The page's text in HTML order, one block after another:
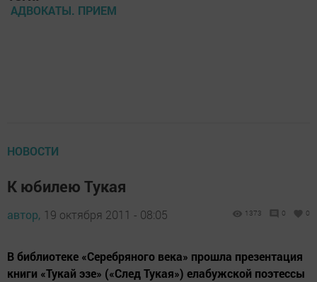
АДВОКАТЫ. ПРИЕМ
НОВОСТИ
К юбилею Тукая
автор, 19 октября 2011 - 08:05 1373 0 0
В библиотеке «Серебряного века» прошла презентация
книги «Тукай эзе» («След Тукая») елабужской поэтессы